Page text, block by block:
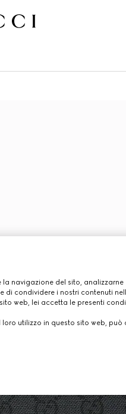
navigazione del sito, analizzarne
di condividere i nostri contenuti
web, lei accetta le presenti
utilizzo in questo sito web, può